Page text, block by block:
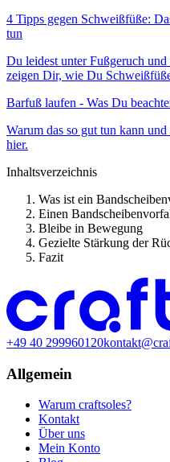
4 Tipps gegen Schweißfüße:
tun
Du leidest unter Fußgeruch
zeigen Dir, wie Du
Barfuß laufen - Was Du
Warum das so gut tun kann
hier.
Inhaltsverzeichnis
Was ist ein
Einen
Bleibe in Bewegung
Gezielte Stärkung der
Fazit
+49 40 299960120
Allgemein
Warum craftsoles?
Kontakt
Über uns
Mein Konto